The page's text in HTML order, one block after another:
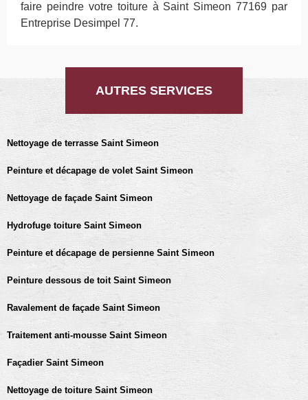
faire peindre votre toiture à Saint Simeon 77169 par
Entreprise Desimpel 77.
AUTRES SERVICES
Nettoyage de terrasse Saint Simeon
Peinture et décapage de volet Saint Simeon
Nettoyage de façade Saint Simeon
Hydrofuge toiture Saint Simeon
Peinture et décapage de persienne Saint Simeon
Peinture dessous de toit Saint Simeon
Ravalement de façade Saint Simeon
Traitement anti-mousse Saint Simeon
Façadier Saint Simeon
Nettoyage de toiture Saint Simeon